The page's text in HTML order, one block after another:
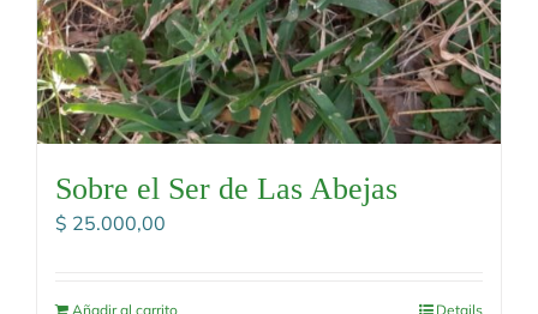
Sobre el Ser de Las Abejas
$ 25.000,00
Añadir al carrito Details